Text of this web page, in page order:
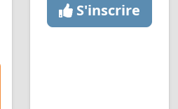
S'inscrire